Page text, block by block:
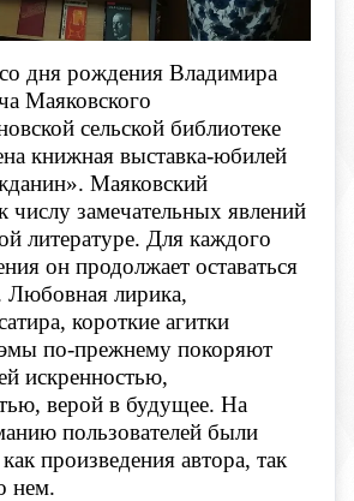
дня рождения Владимира
Маяковского
сельской библиотеке
книжная выставка-юбилей
Маяковский
числу замечательных явлений
литературе. Для каждого
он продолжает оставаться
лирика,
короткие агитки
по-прежнему покоряют
искренностью,
верой в будущее. На
пользователей были
произведения автора, так
нем.